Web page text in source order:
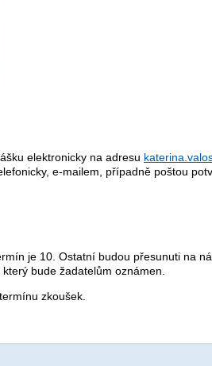
elektronicky na adresu
e-mailem, případně poštou
je 10. Ostatní budou přesunuti na
bude žadatelům oznámen.
zkoušek.